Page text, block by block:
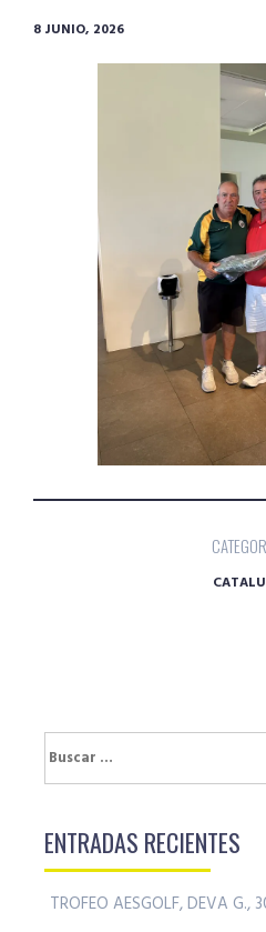
8 JUNIO, 2026
Buscar:
ENTRADAS RECIENTES
TROFEO AESGOLF, DEVA G.,